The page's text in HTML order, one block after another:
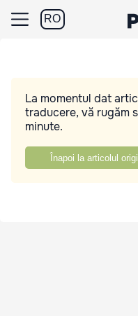
RO
La momentul dat
traducere, vă rugăm
minute.
Înapoi la articolul